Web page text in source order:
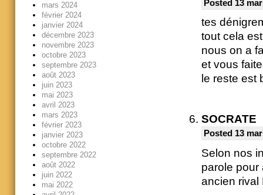
Posted 13
tes
tout cela
nous on a
et vous
le reste est
SOCRATE
Posted 13
Selon nos
parole pour
ancien rival
mars 2024
février 2024
janvier 2024
décembre 2023
novembre 2023
octobre 2023
septembre 2023
août 2023
juin 2023
mai 2023
avril 2023
mars 2023
février 2023
janvier 2023
octobre 2022
septembre 2022
août 2022
juin 2022
mai 2022